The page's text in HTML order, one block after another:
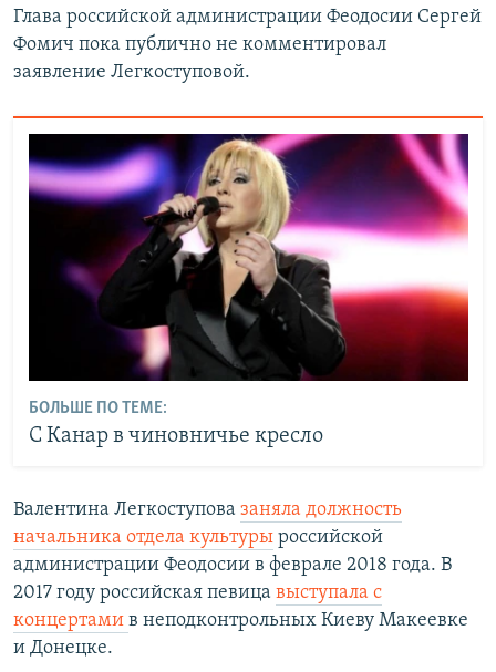
Глава российской администрации Феодосии Сергей
Фомич пока публично не комментировал
заявление Легкоступовой.
БОЛЬШЕ ПО ТЕМЕ:
С Канар в чиновничье кресло
Валентина Легкоступова заняла должность
начальника отдела культуры российской
администрации Феодосии в феврале 2018 года. В
2017 году российская певица выступала с
концертами в неподконтрольных Киеву Макеевке
и Донецке.